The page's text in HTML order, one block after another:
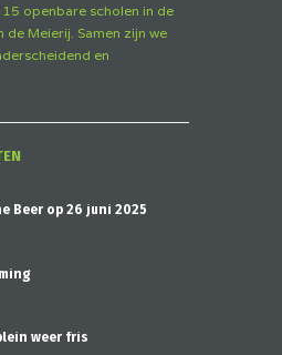
openbare scholen in de
de Meierij. Samen zijn we
en
Beer op 26 juni 2025
weer fris